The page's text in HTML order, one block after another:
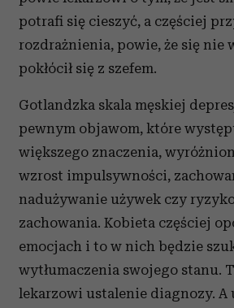
potrafi się cieszyć, a częściej
rozdrażnienia, powie, że się nie
pokłócił się z szefem.
Gotlandzka skala męskiej
pewnym objawom, które
większego znaczenia,
wzrost impulsywności,
nadużywanie używek czy
zachowania. Kobieta częściej
emocjach i to w nich będzie
wytłumaczenia swojego stanu.
lekarzowi ustalenie diagnozy. A